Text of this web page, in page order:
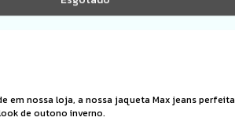
em nossa loja, a nossa jaqueta Max jeans perfeita
de outono inverno.